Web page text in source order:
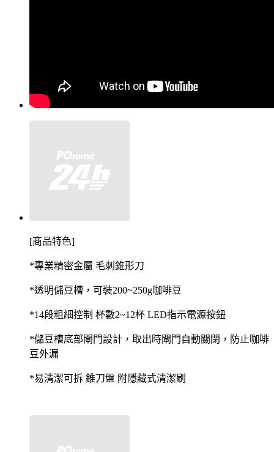
[商品特色]
*專業精密金屬 毛刺錐形刀
*透明儲豆槽，可裝200~250g咖啡豆
*14段粗細控制 杯數2~12杯 LED指示電源按鈕
*儲豆槽底部閘門設計，取出時閘門自動關閉，防止咖啡
豆外漏
*易清潔可拆 錐刀盤 附隱藏式清潔刷